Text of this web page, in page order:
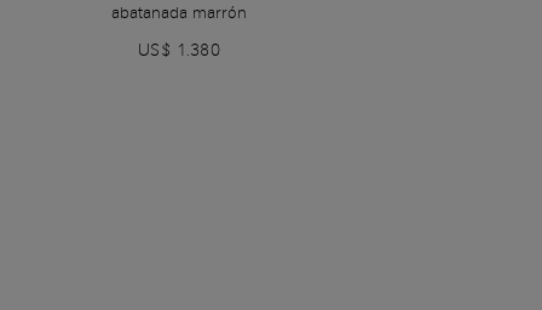
abatanada marrón
US$ 1.380